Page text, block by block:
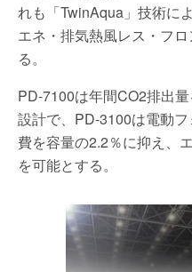
れも「TwinAqua」技術に
エネ・排気熱風レス・フ
る。
PD-7100は年間CO2排出
設計で、PD-3100は電動
費を容量の2.2％に抑え、
を可能とする。